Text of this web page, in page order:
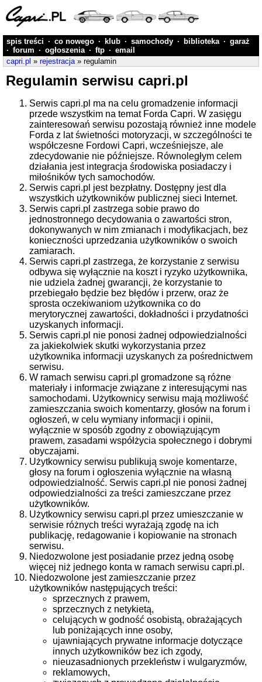
spis treści · co nowego · klub · samochody · biblioteka · garaż
· forum · ogłoszenia · ftp · email
capri.pl » rejestracja» regulamin
Regulamin serwisu capri.pl
Serwis capri.pl ma na celu gromadzenie informacji
przede wszystkim na temat Forda Capri. W zasięgu
zainteresowań serwisu pozostają również inne modele
Forda z lat świetności motoryzacji, w szczególności te
współczesne Fordowi Capri, wcześniejsze, ale
zdecydowanie nie późniejsze. Równoległym celem
działania jest integracja środowiska posiadaczy i
miłośników tych samochodów.
Serwis capri.pl jest bezpłatny. Dostępny jest dla
wszystkich użytkowników publicznej sieci Internet.
Serwis capri.pl zastrzega sobie prawo do
jednostronnego decydowania o zawartości stron,
dokonywanych w nim zmianach i modyfikacjach, bez
konieczności uprzedzania użytkowników o swoich
zamiarach.
Serwis capri.pl zastrzega, że korzystanie z serwisu
odbywa się wyłącznie na koszt i ryzyko użytkownika,
nie udziela żadnej gwarancji, że korzystanie to
przebiegało będzie bez błędów i przerw, oraz że
sprosta oczekiwaniom użytkownika co do
merytorycznej zawartości, dokładności i przydatności
uzyskanych informacji.
Serwis capri.pl nie ponosi żadnej odpowiedzialności
za jakiekolwiek skutki wykorzystania przez
użytkownika informacji uzyskanych za pośrednictwem
serwisu.
W ramach serwisu capri.pl gromadzone są różne
materiały i informacje związane z interesującymi nas
samochodami. Użytkownicy serwisu mają możliwość
zamieszczania swoich komentarzy, głosów na forum i
ogłoszeń, w celu wymiany informacji i opinii,
wyłącznie w sposób zgodny z obowiązującym
prawem, zasadami współżycia społecznego i dobrymi
obyczajami.
Użytkownicy serwisu publikują swoje komentarze,
głosy na forum i ogłoszenia wyłącznie na własną
odpowiedzialność. Serwis capri.pl nie ponosi żadnej
odpowiedzialności za treści zamieszczane przez
użytkowników.
Użytkownicy serwisu capri.pl przez umieszczanie w
serwisie różnych treści wyrażają zgodę na ich
publikację, redagowanie i kopiowanie na stronach
serwisu.
Niedozwolone jest posiadanie przez jedną osobę
więcej niż jednego konta w ramach serwisu capri.pl.
Niedozwolone jest zamieszczanie przez
użytkowników następujących treści:
sprzecznych z prawem,
sprzecznych z netykietą,
celujących w godność osobistą, obrażających
lub poniżających inne osoby,
ujawniających prywatne informacje dotyczące
innych użytkowników bez ich zgody,
nieuzasadnionych przekleństw i wulgaryzmów,
reklamowych,